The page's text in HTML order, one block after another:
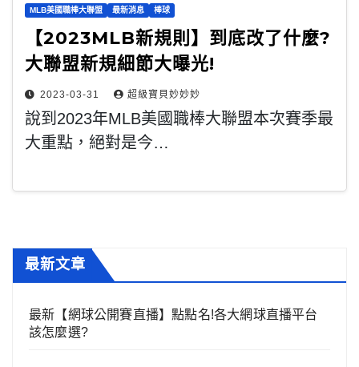
MLB美國職棒大聯盟 最新消息 棒球
【2023MLB新規則】到底改了什麼?
大聯盟新規細節大曝光!
2023-03-31 超級寶貝妙妙妙
說到2023年MLB美國職棒大聯盟本次賽季最
大重點，絕對是今…
最新文章
最新【網球公開賽直播】點點名!各大網球直播平台
該怎麼選?